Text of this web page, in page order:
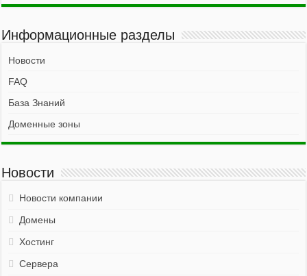
Информационные разделы
Новости
FAQ
База Знаний
Доменные зоны
Новости
Новости компании
Домены
Хостинг
Сервера